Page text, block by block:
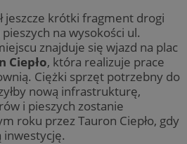
jeszcze krótki fragment drogi
na wysokości ul.
znajduje się wjazd na plac
Ciepło, która realizuje prace
Ciężki sprzęt potrzebny do
nową infrastrukturę,
i pieszych zostanie
roku przez Tauron Ciepło, gdy
inwestycję.